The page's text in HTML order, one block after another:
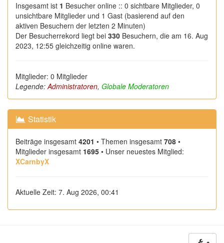
Insgesamt ist 1 Besucher online :: 0 sichtbare Mitglieder, 0
unsichtbare Mitglieder und 1 Gast (basierend auf den
aktiven Besuchern der letzten 2 Minuten)
Der Besucherrekord liegt bei 330 Besuchern, die am 16. Aug
2023, 12:55 gleichzeitig online waren.
Mitglieder: 0 Mitglieder
Legende:Administratoren, Globale Moderatoren
Statistik
Beiträge insgesamt 4201 • Themen insgesamt 708 •
Mitglieder insgesamt 1695 • Unser neuestes Mitglied:
XCarnbyX
Aktuelle Zeit: 7. Aug 2026, 00:41